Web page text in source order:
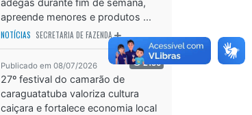
adegas durante fim de semana,
apreende menores e produtos ...
NOTÍCIAS SECRETARIA DE FAZENDA SECRETARIA DE SAÚDE SECRETARIA
Publicado em 08/07/2026 2130
27º festival do camarão de
caraguatatuba valoriza cultura
caiçara e fortalece economia local